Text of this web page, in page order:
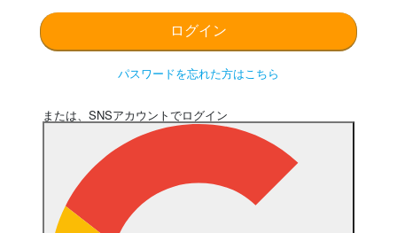
パスワードを忘れた方はこちら
または、SNSアカウントでログイン